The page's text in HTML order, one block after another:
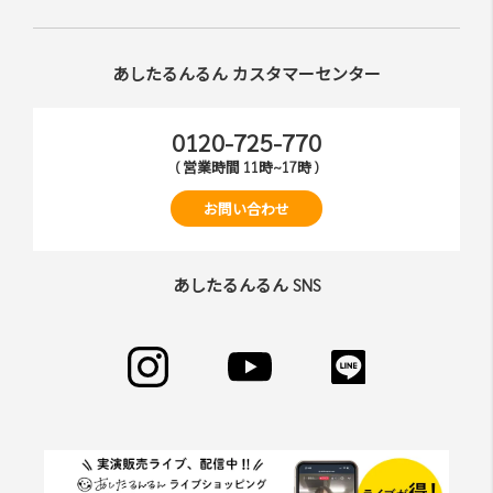
あしたるんるん カスタマーセンター
0120-725-770
( 営業時間 11時~17時 )
お問い合わせ
あしたるんるん SNS